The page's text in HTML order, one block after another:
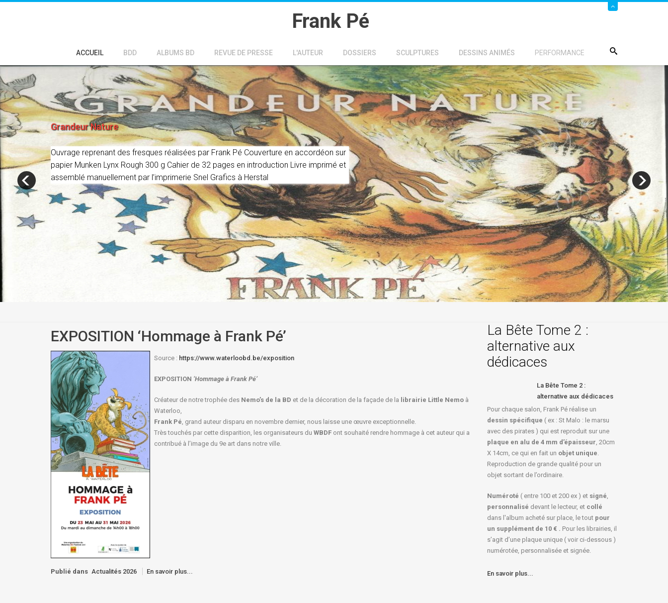
Frank Pé
ACCUEIL BDD ALBUMS BD REVUE DE PRESSE L'AUTEUR DOSSIERS SCULPTURES DESSINS ANIMÉS PERFORMANCE
Grandeur Nature
Ouvrage reprenant des fresques réalisées par Frank Pé Couverture en accordéon sur
papier Munken Lynx Rough 300 g Cahier de 32 pages en introduction Livre imprimé et
assemblé manuellement par l’imprimerie Snel Grafics à Herstal
EXPOSITION ‘Hommage à Frank Pé’
Source : https://www.waterloobd.be/exposition
EXPOSITION ‘Hommage à Frank Pé’
Créateur de notre trophée des Nemo’s de la BD et de la décoration de la façade de la librairie Little Nemo à
Waterloo,
Frank Pé, grand auteur disparu en novembre dernier, nous laisse une œuvre exceptionnelle.
Très touchés par cette disparition, les organisateurs du WBDF ont souhaité rendre hommage à cet auteur qui a
contribué à l’image du 9e art dans notre ville.
Publié dans Actualités 2026 En savoir plus...
La Bête Tome 2 :
alternative aux
dédicaces
La Bête Tome 2 :
alternative aux dédicaces
Pour chaque salon, Frank Pé réalise un
dessin spécifique ( ex : St Malo : le marsu
avec des pirates ) qui est reproduit sur une
plaque en alu de 4 mm d’épaisseur, 20cm
X 14cm, ce qui en fait un objet unique.
Reproduction de grande qualité pour un
objet sortant de l’ordinaire.
Numéroté ( entre 100 et 200 ex ) et signé,
personnalisé devant le lecteur, et collé
dans l'album acheté sur place, le tout pour
un supplément de 10 € . Pour les librairies, il
s’agit d’une plaque unique ( voir ci-dessous )
numérotée, personnalisée et signée.
En savoir plus...